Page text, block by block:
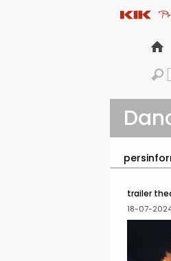


trailer
18-07-